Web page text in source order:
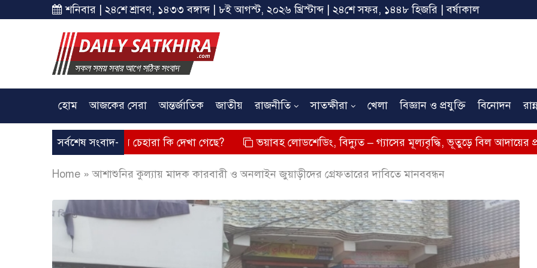
শনিবার | ২৪শে শ্রাবণ, ১৪৩৩ বঙ্গাব্দ | ৮ই আগস্ট, ২০২৬ খ্রিস্টাব্দ | ২৪শে সফর, ১৪৪৮ হিজরি | বর্ষাকাল
হোম আজকের সেরা আন্তর্জাতিক জাতীয় রাজনীতি সাতক্ষীরা খেলা বিজ্ঞান ও প্রযুক্তি বিনোদন
সর্বশেষ সংবাদ-
দিয়েছে? তার চেহারা কি দেখা গেছে? ভয়াবহ লোডশেডিং, বিদ্যুত – গ্যাসের মূল্যবৃদ্ধি, ভূতুড়ে বিল আদায়ের প্রতিবাদে
Home »আশাশুনির কুল্যায় মাদক কারবারী ও অনলাইন জুয়াড়ীদের গ্রেফতারের দাবিতে মানববন্ধন